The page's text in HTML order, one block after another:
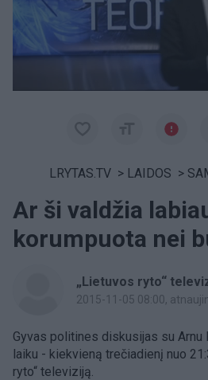
LRYTAS.TV > LAIDOS >
Ar ši valdžia
korumpuota nei
„Lietuvos ryto“
2015-11-05 08:00,
Gyvas politines diskusijas su Arnu
laiku - kiekvieną trečiadienį nuo
ryto“ televiziją.